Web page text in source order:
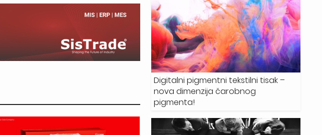
Digitalni pigmentni tekstilni tisak –
nova dimenzija čarobnog
pigmenta!